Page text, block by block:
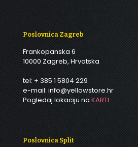
Poslovnica Zagreb
Frankopanska 6
10000 Zagreb, Hrvatska
tel: + 385 1 5804 229
e-mail: info@yellowstore.hr
Pogledaj lokaciju na KARTI
Poslovnica Split